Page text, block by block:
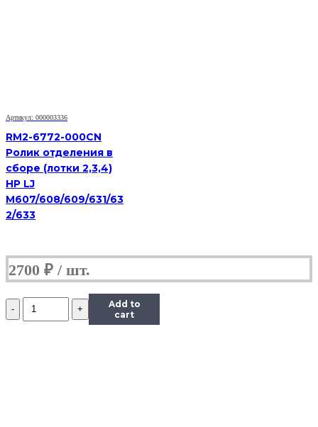
RM2-
5741
|
RM2-
0062
ДЛЯ
HP
LJ
M426/
M427/
M506/
M527/
Артикул: 000003336
RM2-6772-000CN
Ролик отделения в
сборе (лотки 2,3,4)
HP LJ
M607/608/609/631/63
2/633
2700 ₽
Количество
Ролики
Add to
cart